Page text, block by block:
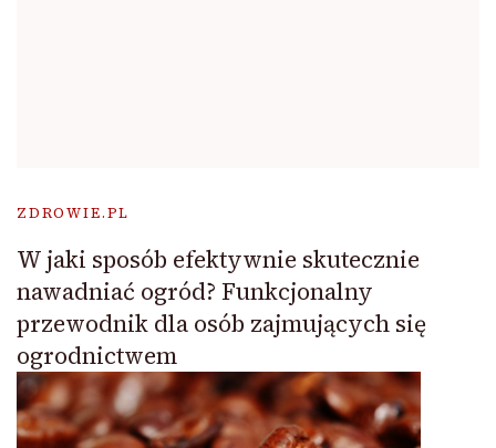
ZDROWIE.PL
W jaki sposób efektywnie skutecznie
nawadniać ogród? Funkcjonalny
przewodnik dla osób zajmujących się
ogrodnictwem